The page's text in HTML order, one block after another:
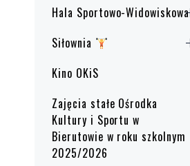
Hala Sportowo-Widowiskowa
Siłownia
Kino OKiS
Zajęcia stałe Ośrodka
Kultury i Sportu w
Bierutowie w roku szkolnym
2025/2026